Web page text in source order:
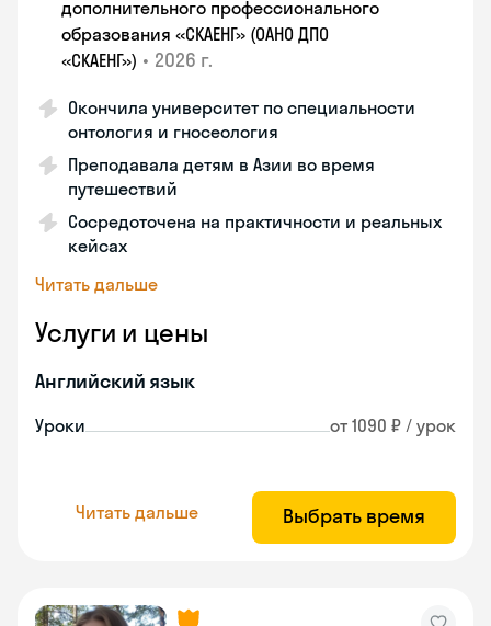
дополнительного профессионального
образования «СКАЕНГ» (ОАНО ДПО
«СКАЕНГ») • 2026 г.
Окончила университет по специальности
онтология и гносеология
Преподавала детям в Азии во время
путешествий
Сосредоточена на практичности и реальных
кейсах
Читать дальше
Услуги и цены
Английский язык
Уроки от 1090 ₽ / урок
Читать дальше Выбрать время